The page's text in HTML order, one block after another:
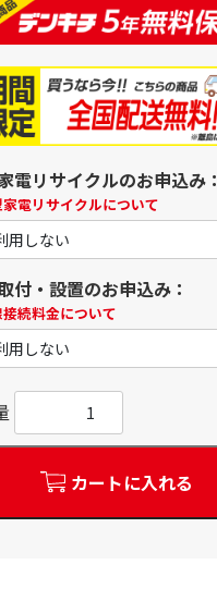
電リサイクルのお申込み：
電リサイクルについて
付・設置のお申込み：
続料金について
カートに入れる